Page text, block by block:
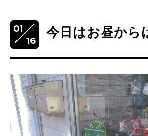
01
16
今日はお昼から